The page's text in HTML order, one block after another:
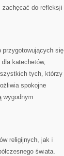
do refleksji
przygotowujących się
katechetów,
tych, którzy
spokojne
wygodnym
religijnych, jak i
świata.